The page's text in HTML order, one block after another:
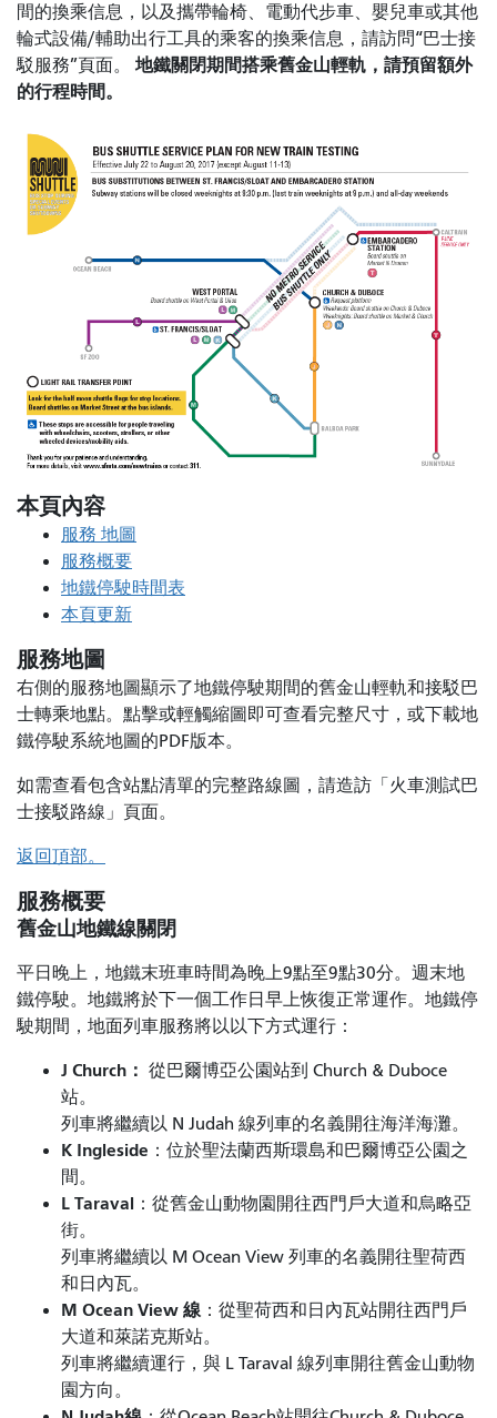
間的換乘信息，以及攜帶輪椅、電動代步車、嬰兒車或其他
輪式設備/輔助出行工具的乘客的換乘信息，請訪問“巴士接
駁服務”頁面。 地鐵關閉期間搭乘舊金山輕軌，請預留額外
的行程時間。
本頁內容
服務 地圖
服務概要
地鐵停駛時間表
本頁更新
服務地圖
右側的服務地圖顯示了地鐵停駛期間的舊金山輕軌和接駁巴
士轉乘地點。點擊或輕觸縮圖即可查看完整尺寸，或下載地
鐵停駛系統地圖的PDF版本。
如需查看包含站點清單的完整路線圖，請造訪「火車測試巴
士接駁路線」頁面。
返回頂部。
服務概要
舊金山地鐵線關閉
平日晚上，地鐵末班車時間為晚上9點至9點30分。週末地
鐵停駛。地鐵將於下一個工作日早上恢復正常運作。地鐵停
駛期間，地面列車服務將以以下方式運行：
J Church： 從巴爾博亞公園站到 Church & Duboce
站。
列車將繼續以 N Judah 線列車的名義開往海洋海灘。
K Ingleside ：位於聖法蘭西斯環島和巴爾博亞公園之
間。
L Taraval ：從舊金山動物園開往西門戶大道和烏略亞
街。
列車將繼續以 M Ocean View 列車的名義開往聖荷西
和日內瓦。
M Ocean View 線 ：從聖荷西和日內瓦站開往西門戶
大道和萊諾克斯站。
列車將繼續運行，與 L Taraval 線列車開往舊金山動物
園方向。